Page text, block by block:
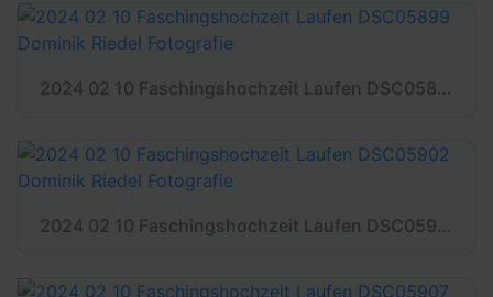
2024 02 10 Faschingshochzeit Laufen DSC05899 Dominik Riedel Fotografie
2024 02 10 Faschingshochzeit Laufen DSC05902 Dominik Riedel Fotografie